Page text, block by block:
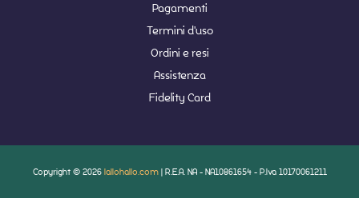
Pagamenti
Termini d'uso
Ordini e resi
Assistenza
Fidelity Card
Copyright © 2026 lallohallo.com | R.E.A. NA - NA10861654 - P.Iva 10170061211